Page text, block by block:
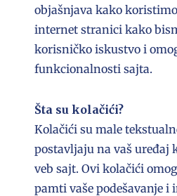
objašnjava kako
internet stranici kako
korisničko iskustvo i
funkcionalnosti sajta.
Šta su kolačići?
Kolačići su male
postavljaju na vaš uređaj
veb sajt. Ovi kolačići
pamti vaše podešavanje i